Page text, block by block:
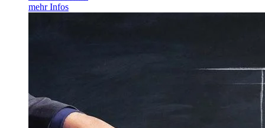
mehr Infos